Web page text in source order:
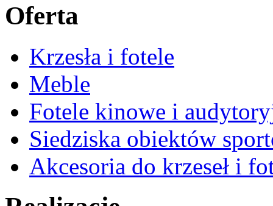
Oferta
Krzesła i fotele
Meble
Fotele kinowe i
Siedziska obiektów
Akcesoria do krzeseł i